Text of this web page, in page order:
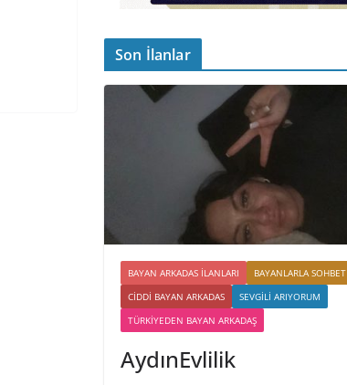
Son İlanlar
BAYAN ARKADAS ILANLARI
BAYANLARLA SOHBET
CIDDI BAYAN ARKADAS
SEVGILI ARIYORUM
TÜRKIYEDEN BAYAN ARKADAŞ
AydınEvlilik